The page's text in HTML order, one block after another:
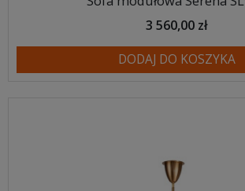
3 560,00 zł
DODAJ DO KOSZYKA